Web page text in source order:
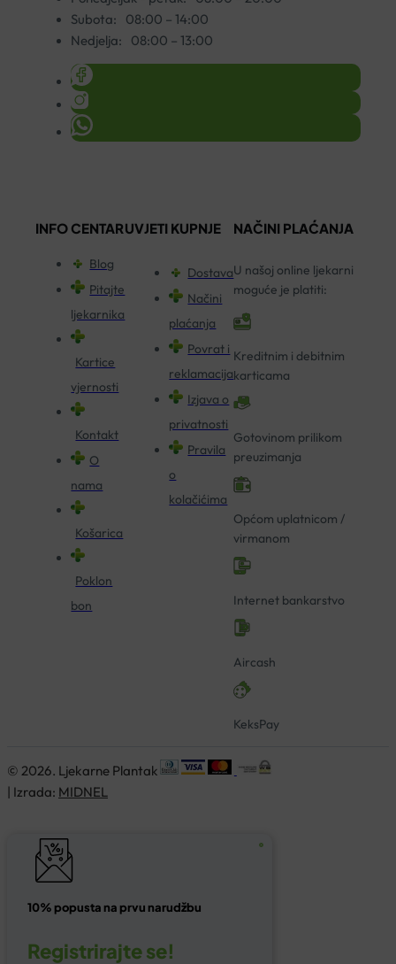
Subota:
08:00 – 14:00
Nedjelja:
08:00 – 13:00
INFO CENTAR
Blog
Pitajte
ljekarnika
Kartice
vjernosti
Kontakt
O
nama
Košarica
Poklon
bon
UVJETI KUPNJE
Dostava
Načini
plaćanja
Povrat i
reklamacija
Izjava o
privatnosti
Pravila
o
kolačićima
NAČINI PLAĆANJA
U našoj online ljekarni
moguće je platiti:
Kreditnim i debitnim
karticama
Gotovinom prilikom
preuzimanja
Općom uplatnicom /
virmanom
Internet bankarstvo
Aircash
KeksPay
© 2026. Ljekarne Plantak
| Izrada: MIDNEL
10% popusta na prvu narudžbu
Registrirajte se!